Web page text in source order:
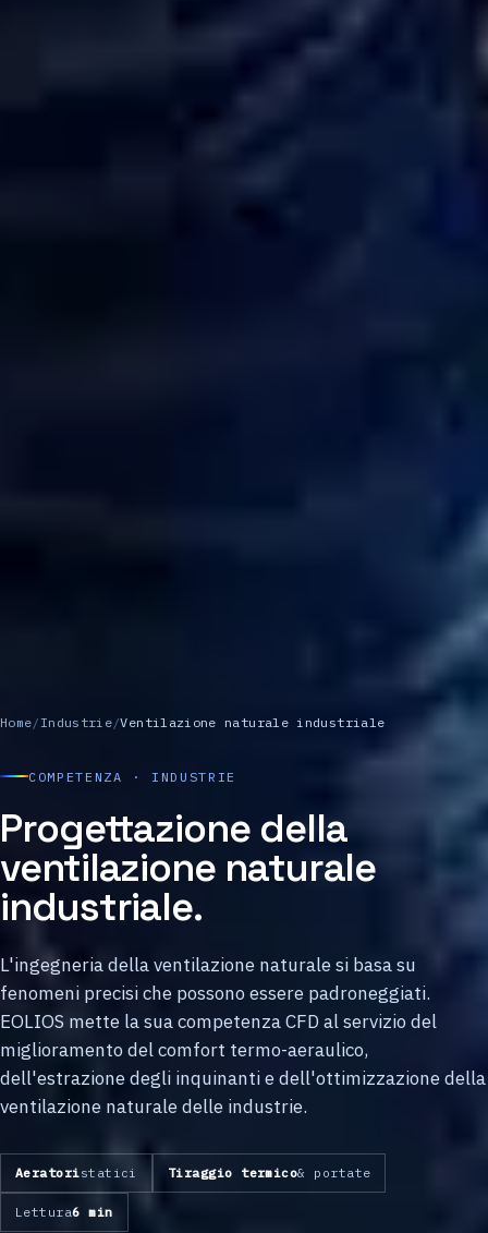
Home/Industrie/Ventilazione naturale industriale
COMPETENZA · INDUSTRIE
Progettazione della
ventilazione naturale
industriale.
L'ingegneria della ventilazione naturale si basa su
fenomeni precisi che possono essere padroneggiati.
EOLIOS mette la sua competenza CFD al servizio del
miglioramento del comfort termo-aeraulico,
dell'estrazione degli inquinanti e dell'ottimizzazione della
ventilazione naturale delle industrie.
Aeratoristatici Tiraggio termico& portate
Lettura6 min